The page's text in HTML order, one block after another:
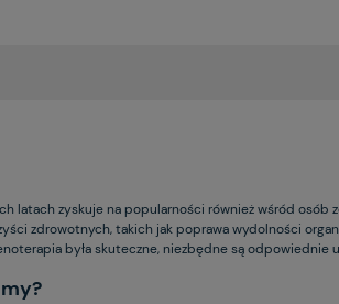
latach zyskuje na popularności również wśród osób
zdrowotnych, takich jak poprawa wydolności
była skuteczne, niezbędne są odpowiednie